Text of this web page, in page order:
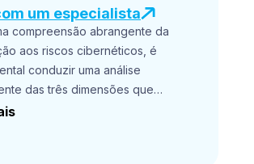
um especialista
compreensão abrangente da
aos riscos cibernéticos, é
conduzir uma análise
das três dimensões que
a segurança da informação.